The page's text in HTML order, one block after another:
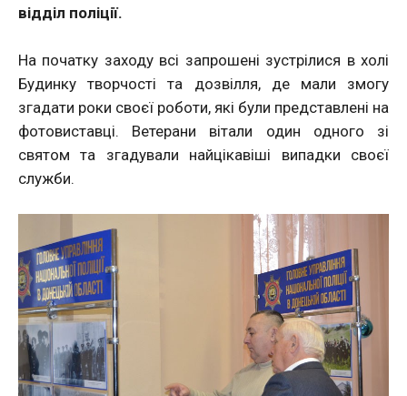
відділ поліції.
На початку заходу всі запрошені зустрілися в холі
Будинку творчості та дозвілля, де мали змогу
згадати роки своєї роботи, які були представлені на
фотовиставці. Ветерани вітали один одного зі
святом та згадували найцікавіші випадки своєї
служби.